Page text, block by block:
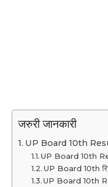
जरुरी जानकारी
UP Board 10th
UP Board 10th
UP Board 10th
UP Board 10th